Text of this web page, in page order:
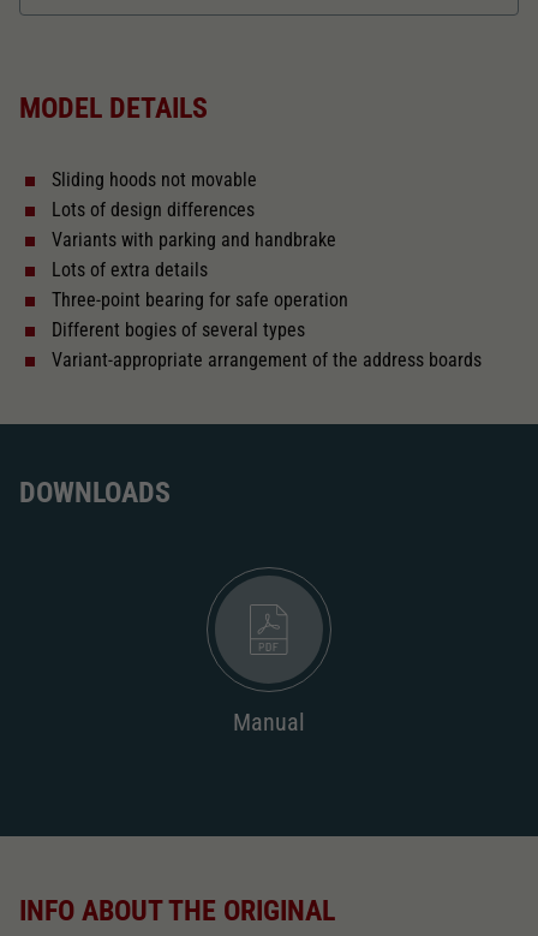
The model has a coupler pocket
2187
Replacement wheel set for AC
Close
MODEL DETAILS
Sliding hoods not movable
Lots of design differences
Variants with parking and handbrake
Lots of extra details
Three-point bearing for safe operation
Different bogies of several types
Variant-appropriate arrangement of the address boards
DOWNLOADS
Manual
INFO ABOUT THE ORIGINAL
Webseiten-Betreiber dies eingestellt hat.